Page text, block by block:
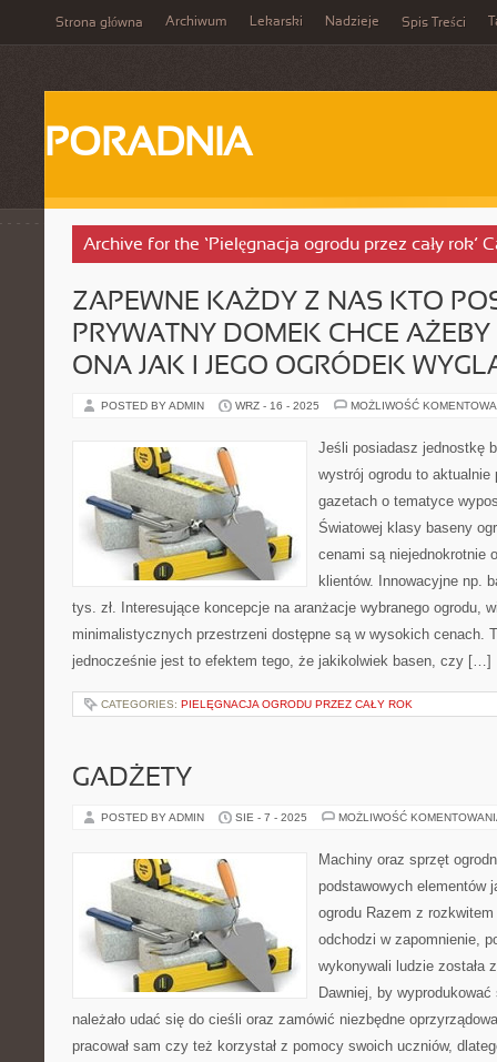
Strona główna Archiwum Lekarski Nadzieje Spis Treści
PORADNIA
Archive for the ‘Pielęgnacja ogrodu przez cały rok’
ZAPEWNE KAŻDY Z NAS KTO
PRYWATNY DOMEK CHCE
ONA JAK I JEGO OGRÓDEK
POSTED BY ADMIN WRZ - 16 - 2025 MOŻLIWOŚĆ
Jeśli posiadasz jednostkę
wystrój ogrodu to aktualnie
gazetach o tematyce
Światowej klasy baseny
cenami są niejednokrotnie
klientów. Innowacyjne np.
tys. zł. Interesujące koncepcje na aranżacje wybranego ogrodu,
minimalistycznych przestrzeni dostępne są w wysokich cenach.
jednocześnie jest to efektem tego, że jakikolwiek basen, czy […]
CATEGORIES: PIELĘGNACJA OGRODU PRZEZ CAŁY ROK
GADŻETY
POSTED BY ADMIN SIE - 7 - 2025 MOŻLIWOŚĆ
Machiny oraz sprzęt
podstawowych elementów
ogrodu Razem z
odchodzi w zapomnienie,
wykonywali ludzie została
Dawniej, by
należało udać się do cieśli oraz zamówić niezbędne
pracował sam czy też korzystał z pomocy swoich uczniów,